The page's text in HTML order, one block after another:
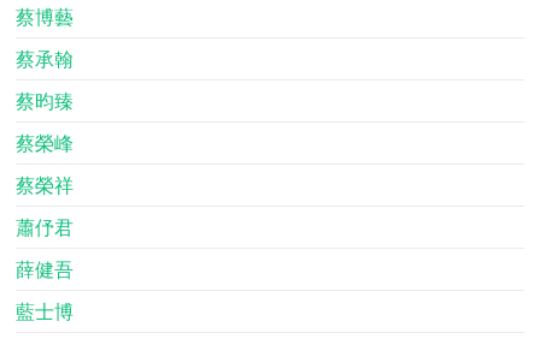
蔡博藝
蔡承翰
蔡昀臻
蔡榮峰
蔡榮祥
蕭伃君
薛健吾
藍士博